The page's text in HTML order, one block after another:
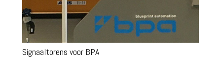
Signaaltorens voor BPA